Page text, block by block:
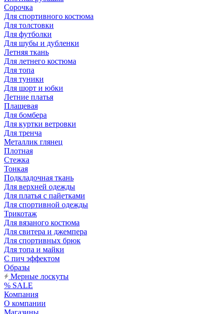
Сорочка
Для спортивного костюма
Для толстовки
Для футболки
Для шубы и дубленки
Летняя ткань
Для летнего костюма
Для топа
Для туники
Для шорт и юбки
Летние платья
Плащевая
Для бомбера
Для куртки ветровки
Для тренча
Металлик глянец
Плотная
Стежка
Тонкая
Подкладочная ткань
Для верхней одежды
Для платья с пайетками
Для спортивной одежды
Трикотаж
Для вязаного костюма
Для свитера и джемпера
Для спортивных брюк
Для топа и майки
С пич эффектом
Образы
Мерные лоскуты
% SALE
Компания
О компании
Магазины